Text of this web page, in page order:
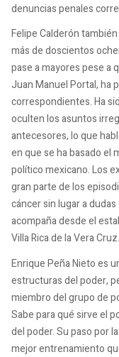
denuncias penales
Felipe Calderón
más de doscientos
pase a mayores pese a
Juan Manuel Portal, ha
correspondientes. Ha
oculten los asuntos
antecesores, lo que
en que se ha basado
político mexicano. Los
gran parte de los
cáncer sin lugar a
acompaña desde el
Villa Rica de la Vera Cruz.
Enrique Peña Nieto es
estructuras del poder,
miembro del grupo de
Sabe para qué sirve el
del poder. Su paso por
mejor entrenamiento